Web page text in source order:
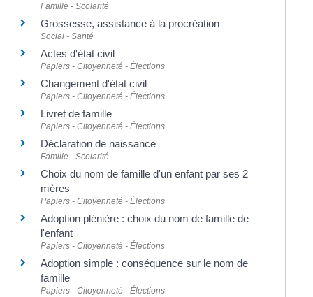
Famille - Scolarité
Grossesse, assistance à la procréation
Social - Santé
Actes d'état civil
Papiers - Citoyenneté - Élections
Changement d'état civil
Papiers - Citoyenneté - Élections
Livret de famille
Papiers - Citoyenneté - Élections
Déclaration de naissance
Famille - Scolarité
Choix du nom de famille d'un enfant par ses 2
mères
Papiers - Citoyenneté - Élections
Adoption plénière : choix du nom de famille de
l'enfant
Papiers - Citoyenneté - Élections
Adoption simple : conséquence sur le nom de
famille
Papiers - Citoyenneté - Élections